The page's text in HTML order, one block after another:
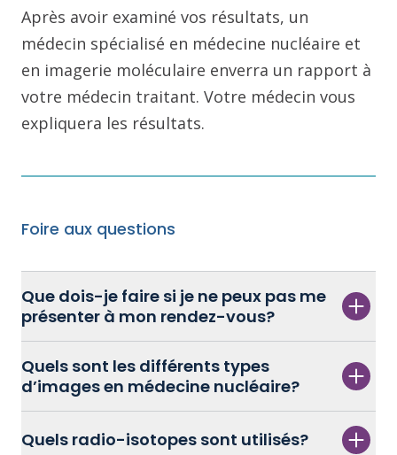
Après avoir examiné vos résultats, un
médecin spécialisé en médecine nucléaire et
en imagerie moléculaire enverra un rapport à
votre médecin traitant. Votre médecin vous
expliquera les résultats.
Foire aux questions
Que dois-je faire si je ne peux pas me
présenter à mon rendez-vous?
Quels sont les différents types
d’images en médecine nucléaire?
Quels radio-isotopes sont utilisés?